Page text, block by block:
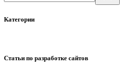
Категории
Статьи по разработке сайтов